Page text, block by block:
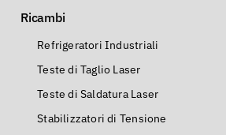
Ricambi
Refrigeratori Industriali
Teste di Taglio Laser
Teste di Saldatura Laser
Stabilizzatori di Tensione